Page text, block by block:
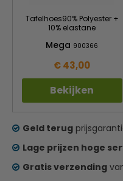
Tafelhoes90% Polyester +
10% elastane
Mega 900366
€ 43,00
Bekijken
Geld terug
Lage prijzen hoge
Gratis verzending